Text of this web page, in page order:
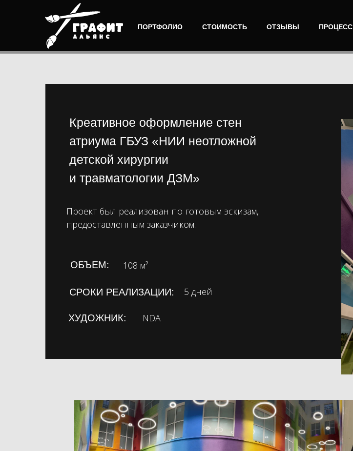
ПОРТФОЛИО СТОИМОСТЬ ОТЗЫВЫ ПРОЦЕСС
Креативное оформление стен
атриума ГБУЗ «НИИ неотложной
детской хирургии
и травматологии ДЗМ»
Проект был реализован по готовым эскизам,
предоставленным заказчиком.
108 м²
СРОКИ РЕАЛИЗАЦИИ: 5 дней
NDA
ОБЪЕМ:
ХУДОЖНИК: